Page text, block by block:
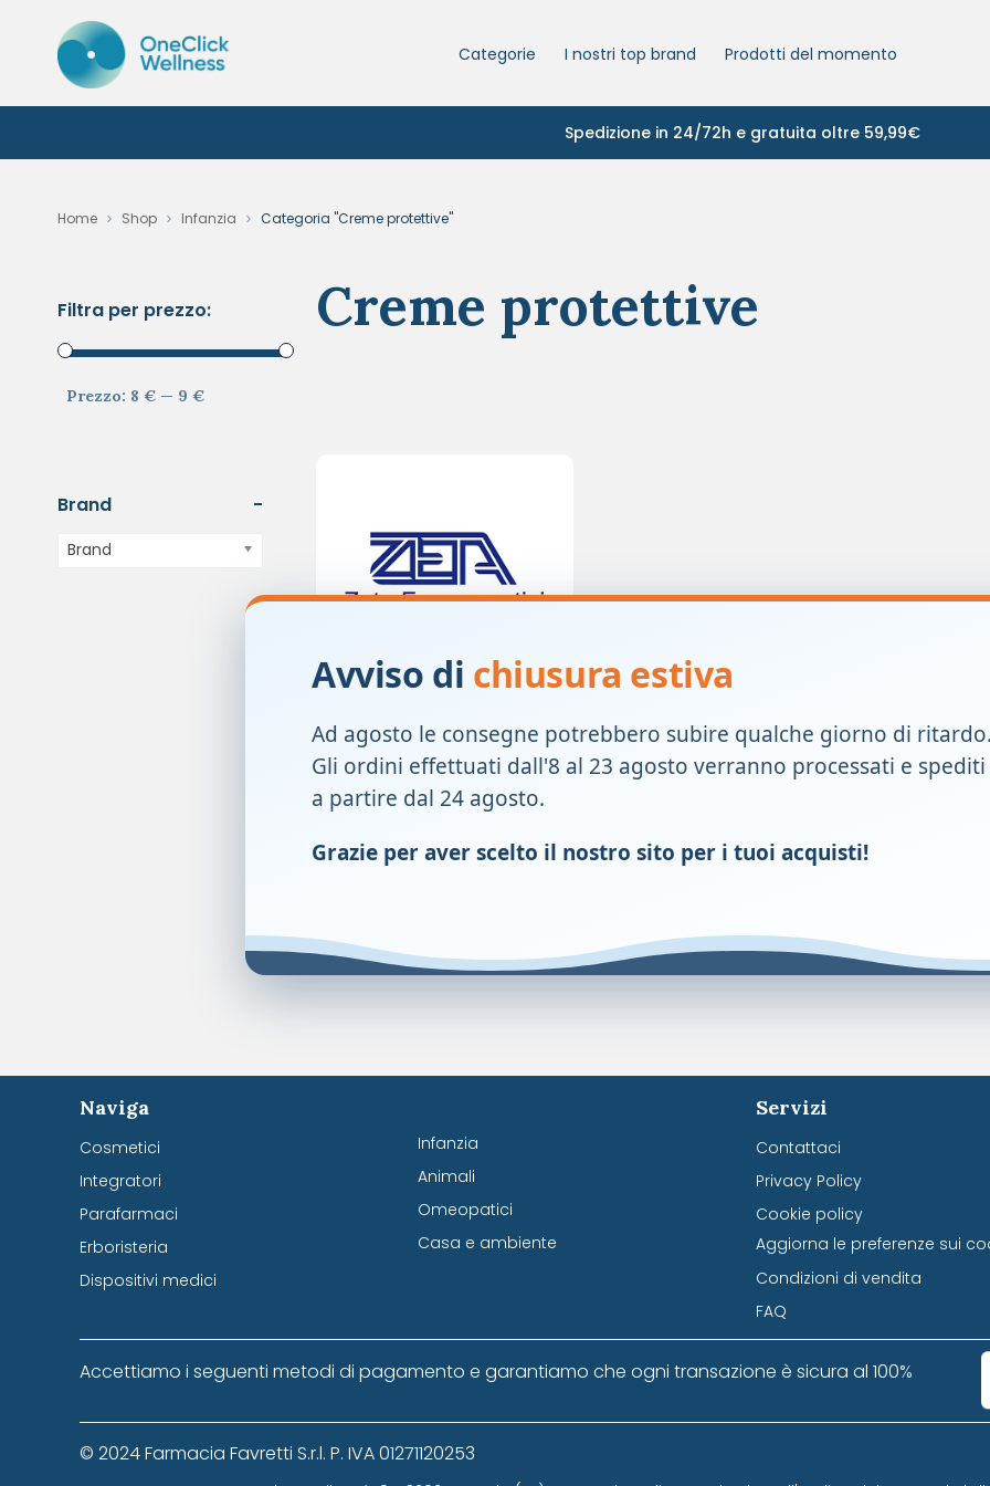
Categorie I nostri top brand Prodotti del momento
Spedizione in 24/72h e gratuita oltre 59,99€
Home Shop Infanzia Categoria "Creme protettive"
Filtra per prezzo:
Prezzo: 8 € — 9 €
Brand -
Brand
Creme protettive
EUPHIDRA AMIDO CR PROT
50ML
8,40€
Naviga
Cosmetici
Integratori
Parafarmaci
Erboristeria
Dispositivi medici
Infanzia
Animali
Omeopatici
Casa e ambiente
Servizi
Contattaci
Privacy Policy
Cookie policy
Aggiorna le preferenze sui
Condizioni di vendita
FAQ
Accettiamo i seguenti metodi di pagamento e garantiamo che ogni transazione è sicura al 100%
© 2024 Farmacia Favretti S.r.l. P. IVA 01271120253
Avviso di chiusura estiva
Ad agosto le consegne potrebbero subire qualche giorno di
Gli ordini effettuati dall'8 al 23 agosto verranno processati e spediti
a partire dal 24 agosto.
Grazie per aver scelto il nostro sito per i tuoi acquisti!